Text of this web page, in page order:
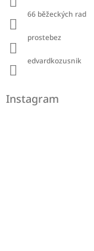
66 běžeckých rad
prostebez
edvardkozusnik
Instagram